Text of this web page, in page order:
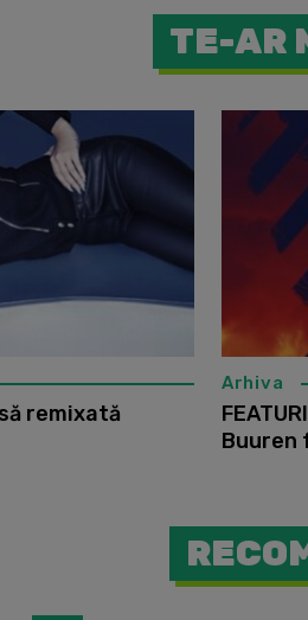
TE-AR
remixată
Arhiva
Buuren